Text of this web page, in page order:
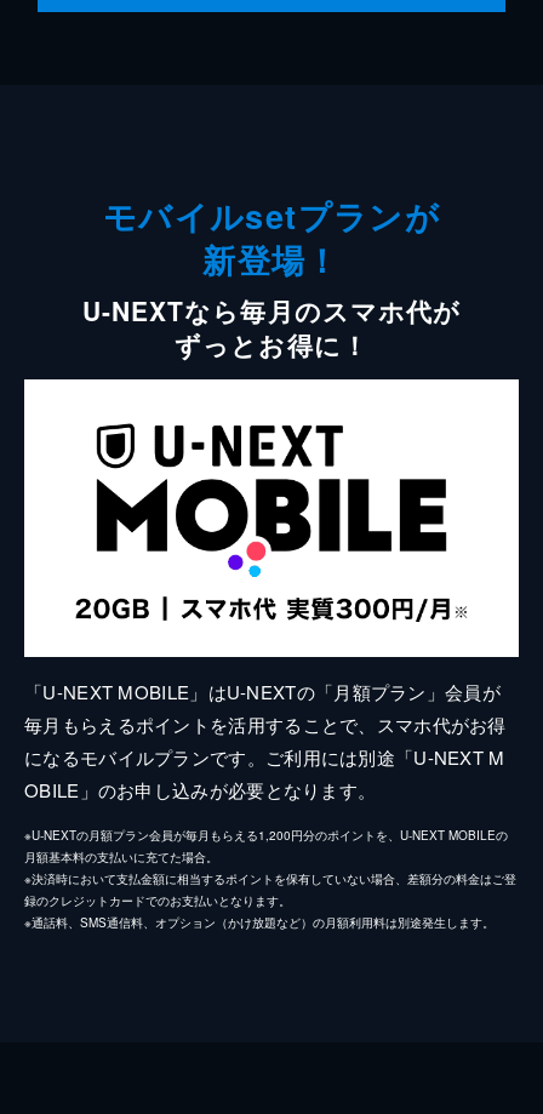
モバイルsetプランが
新登場！
U-NEXTなら毎月のスマホ代が
ずっとお得に！
「U-NEXT MOBILE」はU-NEXTの「月額プラン」会員が
毎月もらえるポイントを活用することで、スマホ代がお得
になるモバイルプランです。ご利用には別途「U-NEXT M
OBILE」のお申し込みが必要となります。
※U-NEXTの月額プラン会員が毎月もらえる1,200円分のポイントを、U-NEXT MOBILEの
月額基本料の支払いに充てた場合。
※決済時において支払金額に相当するポイントを保有していない場合、差額分の料金はご登
録のクレジットカードでのお支払いとなります。
※通話料、SMS通信料、オプション（かけ放題など）の月額利用料は別途発生します。